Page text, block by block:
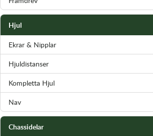
Hjul
Ekrar & Nipplar
Hjuldistanser
Kompletta Hjul
Nav
Chassidelar